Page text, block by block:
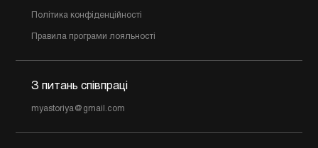
Політика конфіденційності
Правила програми лояльності
З питань співпраці
myastoriya@gmail.com